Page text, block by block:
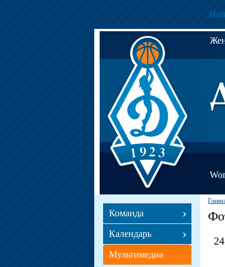
Команда
Календарь
Мультимедиа